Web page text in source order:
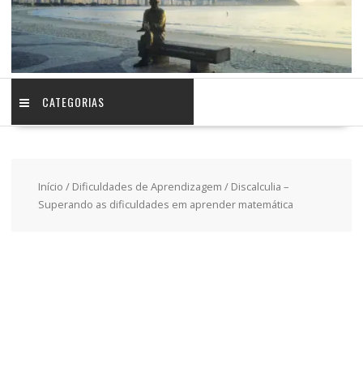
CATEGORIAS
Início / Dificuldades de Aprendizagem / Discalculia –
Superando as dificuldades em aprender matemática